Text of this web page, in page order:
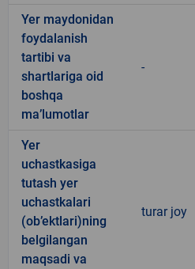
Yer maydonidan
foydalanish
tartibi va
shartlariga oid
boshqa
ma’lumotlar
-
Yer
uchastkasiga
tutash yer
uchastkalari
(ob’ektlari)ning
belgilangan
maqsadi va
turar joy